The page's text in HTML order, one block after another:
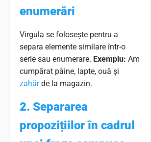
enumerări
Virgula se folosește pentru a
separa elemente similare într-o
serie sau enumerare. Exemplu: Am
cumpărat pâine, lapte, ouă și
zahărde la magazin.
2. Separarea
propozițiilor în cadrul